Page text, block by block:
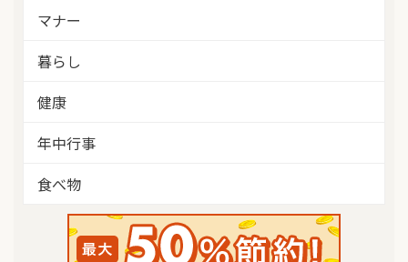
マナー
暮らし
健康
年中行事
食べ物